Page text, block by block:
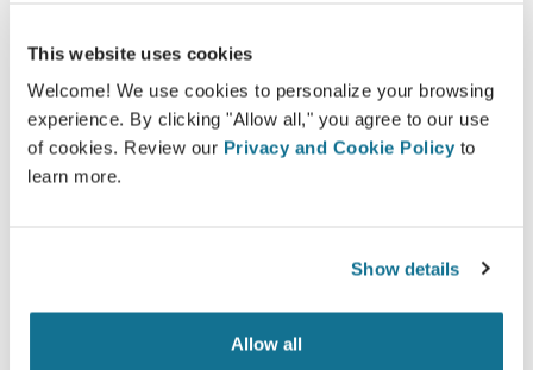
This website uses cookies
Welcome! We use cookies to personalize your browsing
experience. By clicking "Allow all," you agree to our use
of cookies. Review our Privacy and Cookie Policy to
learn more.
Show details
Allow all
¿Quieres saber cómo quedas mejor?
Después de la consulta,Dra Taíse Simonetti & Dr
puede darte acceso para ver tu